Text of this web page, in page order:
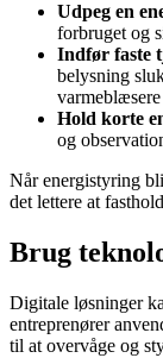
Udpeg en
forbruget og
Indfør faste
belysning
Hold korte
og
Når energistyring
det lettere at
Brug
Digitale løsninger
entreprenører
til at overvåge og